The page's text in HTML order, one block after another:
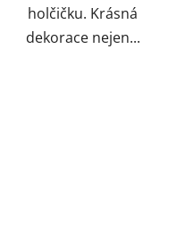
holčičku. Krásná
dekorace nejen...